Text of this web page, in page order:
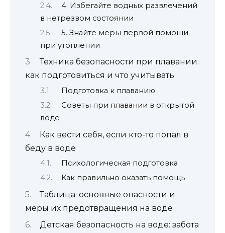
4. Избегайте водных развлечений
в нетрезвом состоянии
5. Знайте меры первой помощи
при утоплении
Техника безопасности при плавании:
как подготовиться и что учитывать
Подготовка к плаванию
Советы при плавании в открытой
воде
Как вести себя, если кто-то попал в
беду в воде
Психологическая подготовка
Как правильно оказать помощь
Таблица: основные опасности и
меры их предотвращения на воде
Детская безопасность на воде: забота